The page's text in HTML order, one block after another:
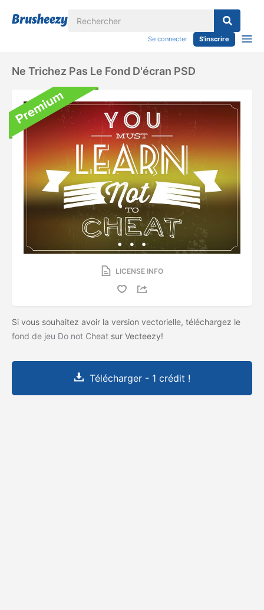
Se connecter S'inscrire
Ne Trichez Pas Le Fond D'écran PSD
LICENSE INFO
Si vous souhaitez avoir la version vectorielle, téléchargez le
fond de jeu Do not Cheat sur Vecteezy!
Télécharger - 1 crédit !